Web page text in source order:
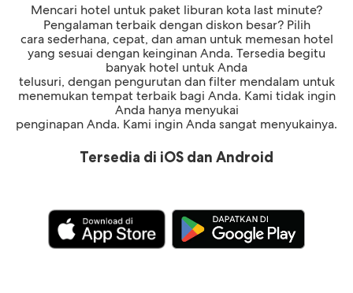
Mencari hotel untuk paket liburan kota last minute?
Pengalaman terbaik dengan diskon besar? Pilih
cara sederhana, cepat, dan aman untuk memesan hotel
yang sesuai dengan keinginan Anda. Tersedia begitu
banyak hotel untuk Anda
telusuri, dengan pengurutan dan filter mendalam untuk
menemukan tempat terbaik bagi Anda. Kami tidak ingin
Anda hanya menyukai
penginapan Anda. Kami ingin Anda sangat menyukainya.
Tersedia di iOS dan Android